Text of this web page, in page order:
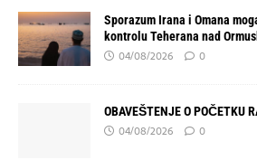
Sporazum Irana i Omana
kontrolu Teherana nad
04/08/2026 0
OBAVEŠTENJE O POČETKU
04/08/2026 0